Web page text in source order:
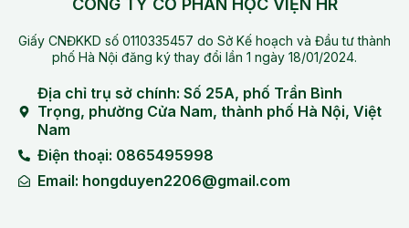
CÔNG TY CỔ PHẦN HỌC VIỆN HR
Giấy CNĐKKD số 0110335457 do Sở Kế hoạch và Đầu tư thành
phố Hà Nội đăng ký thay đổi lần 1 ngày 18/01/2024.
Địa chỉ trụ sở chính: Số 25A, phố Trần Bình
Trọng, phường Cửa Nam, thành phố Hà Nội, Việt
Nam
Điện thoại: 0865495998
Email: hongduyen2206@gmail.com